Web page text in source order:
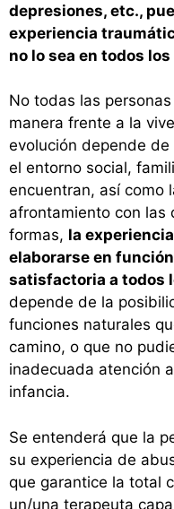
depresiones, etc.,
experiencia
no lo sea en todos
No todas las
manera frente a la
evolución depende
el entorno social,
encuentran, así como
afrontamiento con las
formas, la
elaborarse en
satisfactoria a todos
depende de la
funciones naturales
camino, o que no
inadecuada atención
infancia.
Se entenderá que la
su experiencia de
que garantice la total
un/una terapeuta